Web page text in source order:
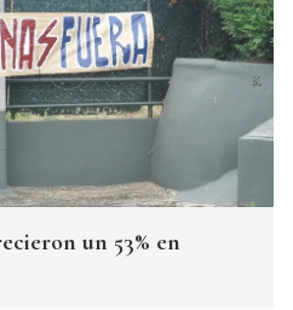
un 53% en